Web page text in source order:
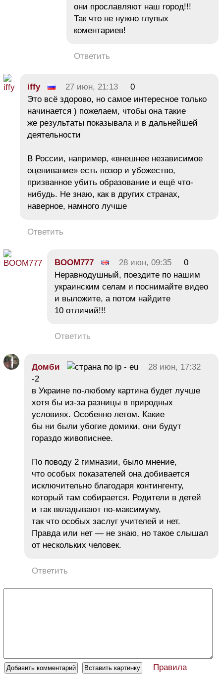
они прославляют наш город!!!
Так что не нужно глупых
коментариев!
Ответить
iffy 27 июн, 21:13
0
Это всё здорово, но самое интересное только
начинается ) пожелаем, чтобы она такие
же результаты показывала и в дальнейшей
деятельности
В России, например, «внешнее независимое
оценивание» есть позор и убожество,
призванное убить образование и ещё что-
нибудь. Не знаю, как в других странах,
наверное, намного лучше
Ответить
BOOM777 28 июн, 09:35
0
Неравнодушный, поездите по нашим
украинским селам и поснимайте видео
и выложите, а потом найдите
10 отличий!!!
Ответить
Домби
28 июн, 17:32
-2
в Украине по-любому картина будет лучше
хотя бы из-за разницы в природных
условиях. Особенно летом. Какие
бы ни были убогие домики, они будут
гораздо живописнее.
По поводу 2 гимназии, было мнение,
что особых показателей она добивается
исключительно благодаря контингенту,
который там собирается. Родители в детей
и так вкладывают по-максимуму,
так что особых заслуг учителей и нет.
Правда или нет — не знаю, но такое слышал
от нескольких человек.
Ответить
Правила